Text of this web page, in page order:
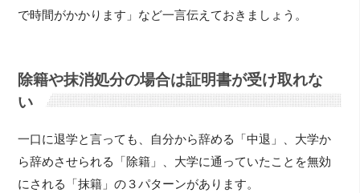
で時間がかかります」など一言伝えておきましょう。
除籍や抹消処分の場合は証明書が受け取れな
い
一口に退学と言っても、自分から辞める「中退」、大学か
ら辞めさせられる「除籍」、大学に通っていたことを無効
にされる「抹籍」の３パターンがあります。